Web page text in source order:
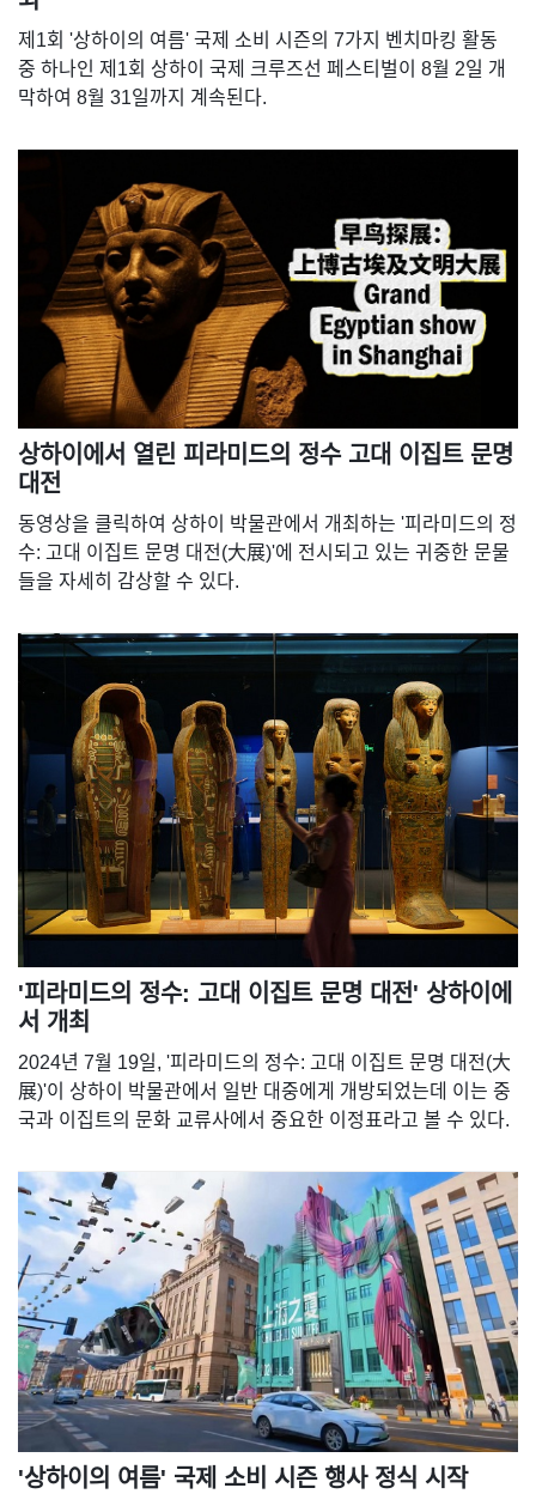
제1회 '상하이의 여름' 국제 소비 시즌의 7가지 벤치마킹 활동
중 하나인 제1회 상하이 국제 크루즈선 페스티벌이 8월 2일 개
막하여 8월 31일까지 계속된다.
상하이에서 열린 피라미드의 정수 고대 이집트 문명
대전
동영상을 클릭하여 상하이 박물관에서 개최하는 '피라미드의 정
수: 고대 이집트 문명 대전(大展)'에 전시되고 있는 귀중한 문물
들을 자세히 감상할 수 있다.
'피라미드의 정수: 고대 이집트 문명 대전' 상하이에
서 개최
2024년 7월 19일, '피라미드의 정수: 고대 이집트 문명 대전(大
展)'이 상하이 박물관에서 일반 대중에게 개방되었는데 이는 중
국과 이집트의 문화 교류사에서 중요한 이정표라고 볼 수 있다.
'상하이의 여름' 국제 소비 시즌 행사 정식 시작